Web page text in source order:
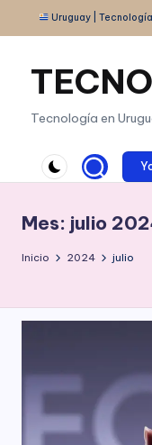
Saltar
contenido
Uruguay | Tecnología
Tecnología en
Mes: julio
Inicio 2024 julio